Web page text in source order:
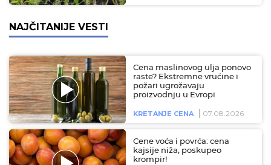
NAJČITANIJE VESTI
Cena maslinovog ulja ponovo
raste? Ekstremne vrućine i
požari ugrožavaju
proizvodnju u Evropi
KRETANJE CENA 07.08.2026
Cene voća i povrća: cena
kajsije niža, poskupeo
krompir!